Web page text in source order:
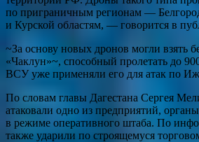
по приграничным регионам —
и Курской областям, — говорится в
~За основу новых дронов могли взять
«Чаклун»~, способный пролетать до
ВСУ уже применяли его для атак по
По словам главы Дагестана Сергея
атаковали одно из предприятий,
в режиме оперативного штаба. По
также ударили по строящемуся